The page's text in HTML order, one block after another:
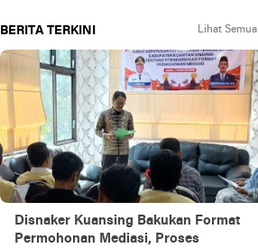
BERITA TERKINI Lihat Semua
Disnaker Kuansing Bakukan Format
Permohonan Mediasi, Proses